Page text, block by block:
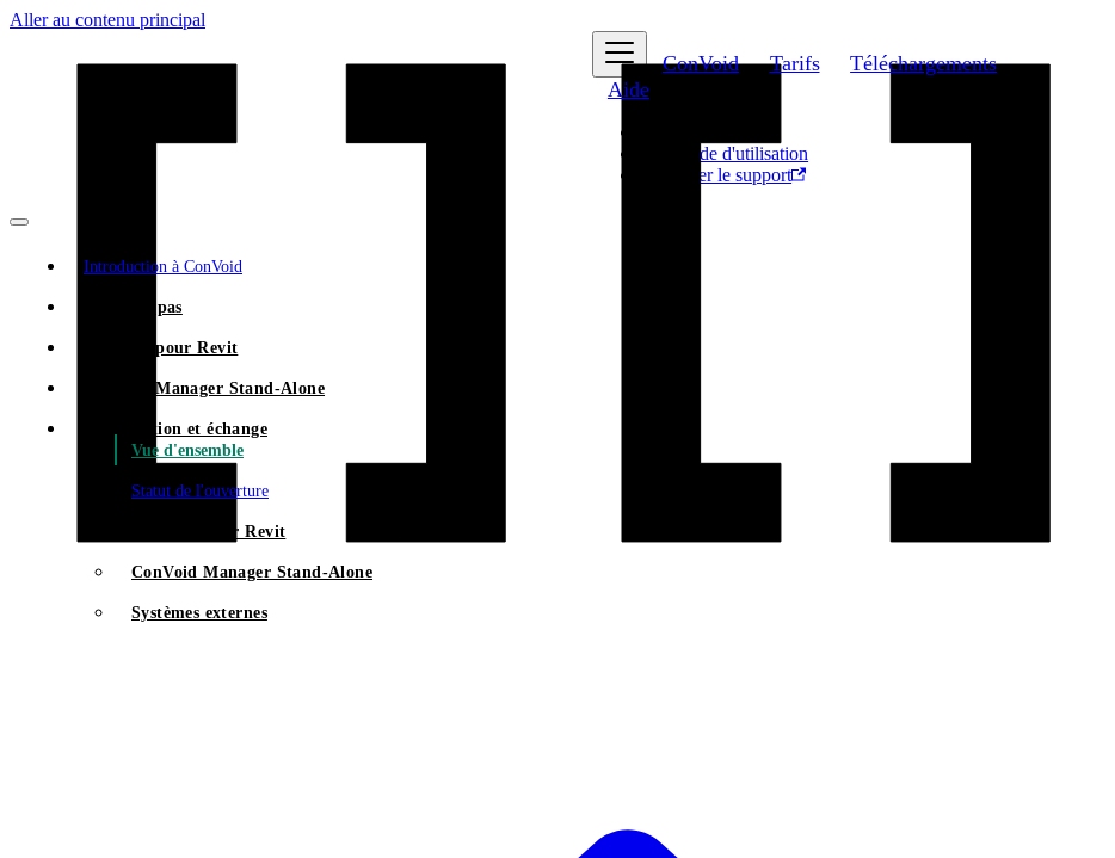
Aller au contenu principal
ConVoid Tarifs
Téléchargements
Aide
Guide d'utilisation
Contacter le support
Introduction à ConVoid
Premiers pas
ConVoid pour Revit
ConVoid Manager Stand-Alone
Approbation et échange
Vue d'ensemble
Statut de l'ouverture
ConVoid pour Revit
ConVoid Manager Stand-Alone
Systèmes externes